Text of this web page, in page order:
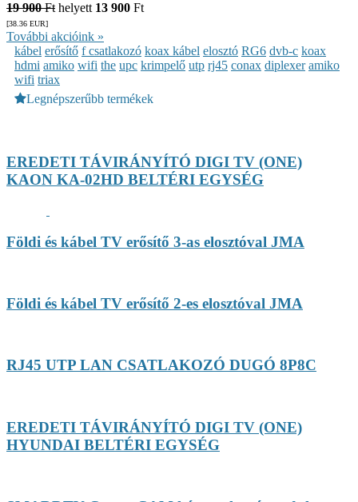
19 900 Fthelyett 13 900 Ft
[38.36 EUR]
További akcióink »
kábel erősítő f csatlakozó koax kábel elosztó RG6 dvb-c koax
hdmi amiko wifi the upc krimpelő utp rj45 conax diplexer amiko
wifi triax
Legnépszerűbb termékek
EREDETI TÁVIRÁNYÍTÓ DIGI TV (ONE)
KAON KA-02HD BELTÉRI EGYSÉG
Földi és kábel TV erősítő 3-as elosztóval JMA
Földi és kábel TV erősítő 2-es elosztóval JMA
RJ45 UTP LAN CSATLAKOZÓ DUGÓ 8P8C
EREDETI TÁVIRÁNYÍTÓ DIGI TV (ONE)
HYUNDAI BELTÉRI EGYSÉG